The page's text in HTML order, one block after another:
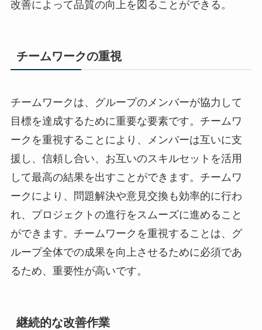
改善によって品質の向上を図ることができる。
チームワークの重視
チームワークは、グループのメンバーが協力して
目標を達成するために重要な要素です。チームワ
ークを重視することにより、メンバーは互いに支
援し、信頼し合い、お互いのスキルセットを活用
して最高の結果を出すことができます。チームワ
ークにより、問題解決や意見交換も効率的に行わ
れ、プロジェクトの進行をスムーズに進めること
ができます。チームワークを重視することは、グ
ループ全体での成果を向上させるために必須であ
るため、重要性が高いです。
継続的な改善作業